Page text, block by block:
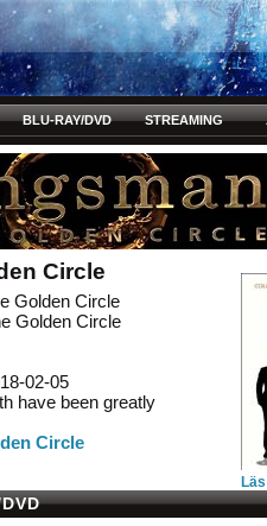
BLU-RAY/DVD STREAMING
Circle
Golden Circle
Golden Circle
02-05
have been greatly
Circle